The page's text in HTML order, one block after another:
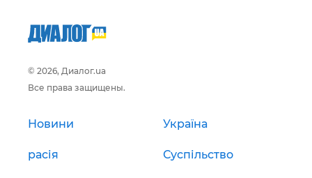
© 2026, Диалог.ua
Все права защищены.
Новини Україна
расія Суспільство